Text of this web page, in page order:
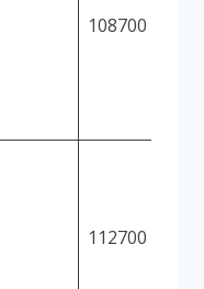
108700
112700